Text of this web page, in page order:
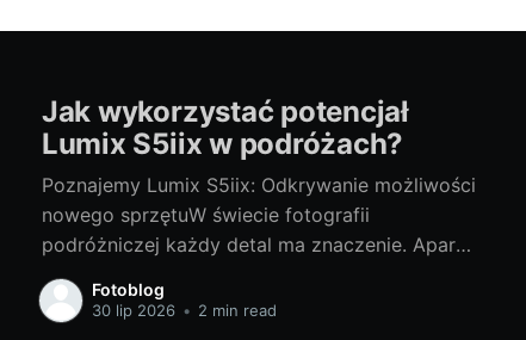
Jak wykorzystać potencjał
Lumix S5iix w podróżach?
Poznajemy Lumix S5iix: Odkrywanie możliwości
nowego sprzętuW świecie fotografii
podróżniczej każdy detal ma znaczenie. Aparat
to narzędzie, które pomaga uchwycić unikalne
chwile, eksplorować ciekawe krajobrazy i
Fotoblog
30 lip 2026 • 2 min read